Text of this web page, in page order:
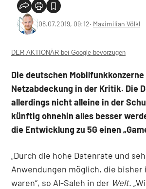
08.07.2019, 09:12‧ Maximilian Völkl
DER AKTIONÄR bei Google bevorzugen
Die deutschen
Netzabdeckung in der Kritik. Die
allerdings nicht alleine in der
künftig ohnehin alles besser
die Entwicklung zu 5G einen
„Durch die hohe Datenrate und
Anwendungen möglich, die
waren“, so Al-Saleh in der Welt.